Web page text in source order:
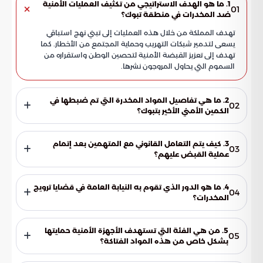
01 1. ما هو الهدف الاستراتيجي من تكثيف العمليات الأمنية
ضد المخدرات في منطقة تبوك؟
تهدف المملكة من خلال هذه العمليات إلى تبني نهج استباقي
يسعى لتدمير شبكات التهريب وحماية المجتمع من الأخطار. كما
تهدف إلى تعزيز القبضة الأمنية لتحصين الوطن واستقراره من
السموم التي يحاول المروجون نشرها.
02 2. ما هي تفاصيل المواد المخدرة التي تم ضبطها في
الكمين الأمني الأخير بتبوك؟
أسفرت العملية الأمنية عن ضبط كمية من مادة الحشيش المخدر،
بالإضافة إلى (4,430) قرصاً من مادة الإمفيتامين الخاضعة لتنظيم
التداول الطبي. وتبرهن هذه الضبطية على يقظة الأجهزة الأمنية
في تتبع الأنشطة الإجرامية بدقة واحترافية عالية.
03 3. كيف يتم التعامل القانوني مع المتهمين بعد إتمام
عملية القبض عليهم؟
يتم التعامل مع المتهمين وفق أطر قانونية صارمة، تبدأ بإيقاف
المتهم واتخاذ التدابير النظامية بحق المضبوطات. بعد ذلك، يتم
نقل ملف القضية بالكامل إلى النيابة العامة لاستكمال التحقيقات04 4. ما هو الدور الذي تقوم به النيابة العامة في قضايا ترويج
المخدرات؟
تباشر النيابة العامة تحقيقات موسعة مع المتهمين لضمان تحقيق
العدالة الناجزة. ويتمثل دورها في إعداد ملف القضية تمهيداً
لتقديم المتهم للمحاكمة، لضمان إيقاع العقوبات الرادعة التي05 5. من هي الفئة التي تستهدف الأجهزة الأمنية حمايتها
بشكل خاص من هذه المواد الفتاكة؟
تركز الأجهزة الأمنية جهودها لحماية كافة شرائح المجتمع، وبشكل